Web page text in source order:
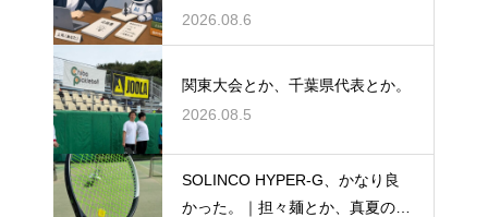
2026.08.6
関東大会とか、千葉県代表とか。
2026.08.5
SOLINCO HYPER-G、かなり良
かった。｜担々麺とか、真夏のテ